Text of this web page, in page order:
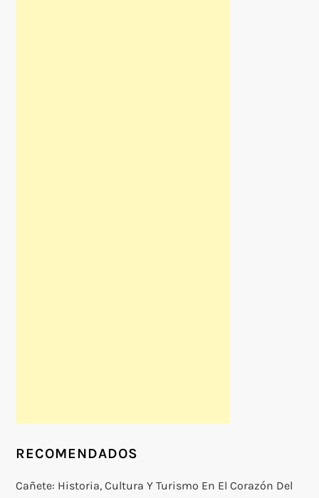
RECOMENDADOS
Cañete: Historia, Cultura Y Turismo En El Corazón Del